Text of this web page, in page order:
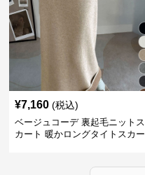
¥7,160 (税込)
ベージュコーデ 裏起毛ニットス
カート 暖かロングタイトスカー